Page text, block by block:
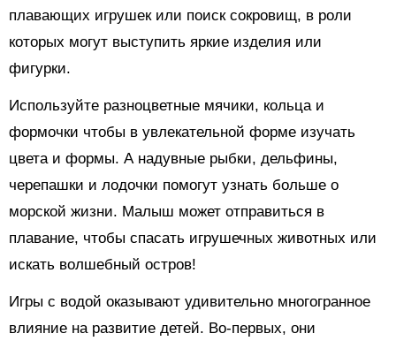
плавающих игрушек или поиск сокровищ, в роли
которых могут выступить яркие изделия или
фигурки.
Используйте разноцветные мячики, кольца и
формочки чтобы в увлекательной форме изучать
цвета и формы. А надувные рыбки, дельфины,
черепашки и лодочки помогут узнать больше о
морской жизни. Малыш может отправиться в
плавание, чтобы спасать игрушечных животных или
искать волшебный остров!
Игры с водой оказывают удивительно многогранное
влияние на развитие детей. Во-первых, они